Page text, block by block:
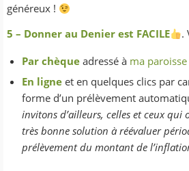
généreux !
5 – Donner au Denier est FACILE
.
Par chèque adressé à ma paroisse
En ligne et en quelques clics par
forme d’un prélèvement
invitons d’ailleurs, celles et ceux qui
très bonne solution à réévaluer
prélèvement du montant de